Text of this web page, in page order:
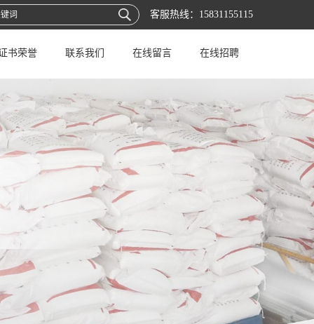
客服热线： 15831155115
书荣誉 联系我们 在线留言 在线招聘